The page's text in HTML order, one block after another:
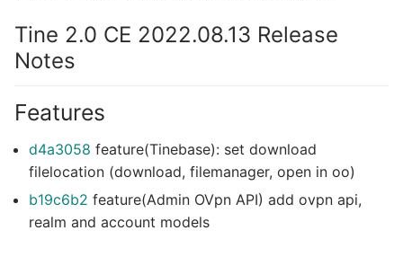
Tine 2.0 CE 2022.08.13 Release
Notes
Features
d4a3058 feature(Tinebase): set download
filelocation (download, filemanager, open in oo)
b19c6b2 feature(Admin OVpn API) add ovpn api,
realm and account models